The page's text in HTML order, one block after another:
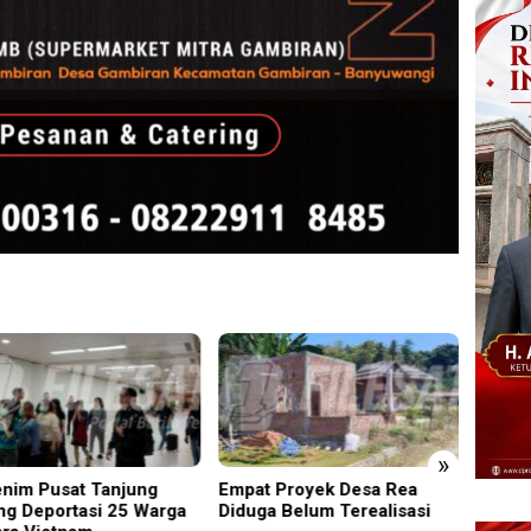
»
Proyek Desa Rea
Belum Terealisasi
Kapolsek Dentim Hadiri
Pelepasan Purna Tugas